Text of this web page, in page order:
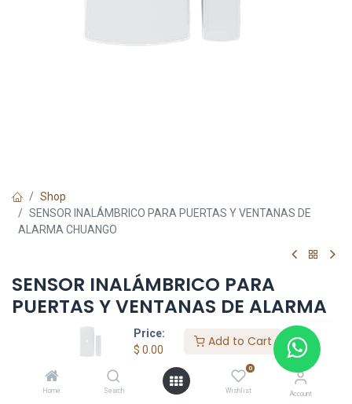
Price:
$ 0.00
Add to Cart
Home Search
0
Wishlist Account
Shop
SENSOR INALÁMBRICO PARA PUERTAS Y VENTANAS DE
ALARMA CHUANGO
SENSOR INALÁMBRICO PARA
PUERTAS Y VENTANAS DE ALARMA
CHUANGO